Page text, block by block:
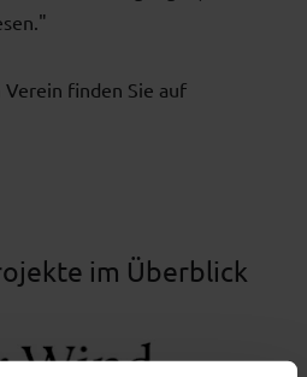
finden Sie auf
im Überblick